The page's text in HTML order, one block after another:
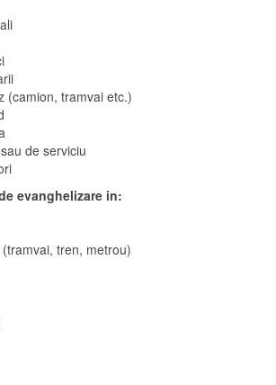
(camion, tramvai etc.)
de serviciu
evanghelizare in:
tren, metrou)